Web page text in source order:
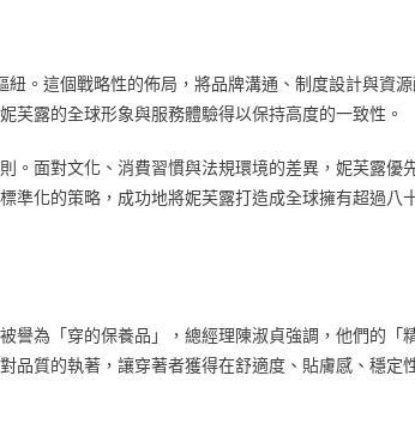
。這個戰略性的佈局，將品牌溝通、制度設計與資
芙露的全球形象與服務體驗得以保持高度的一致性。
。面對文化、消費習慣與法規環境的差異，妮芙露優
準化的策略，成功地將妮芙露打造成全球擁有超過八
為「穿的保養品」，總經理陳淑貞強調，他們的「
品質的執著，讓穿著者獲得在舒適度、貼膚感、穩定